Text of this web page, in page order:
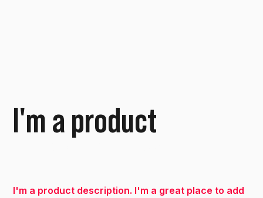
I'm a product
I'm a product description. I'm a great place to add